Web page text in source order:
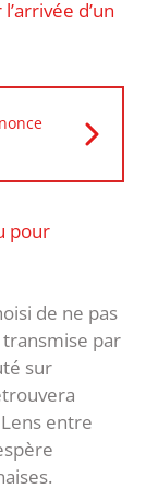
d’un
pour
de ne pas
par
sur
entre